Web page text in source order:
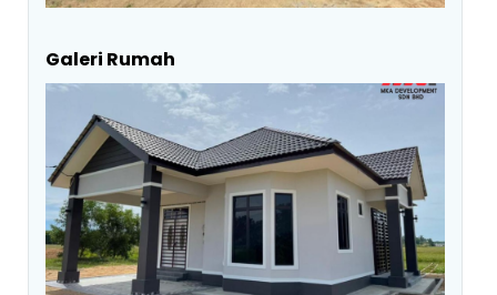
Galeri Rumah